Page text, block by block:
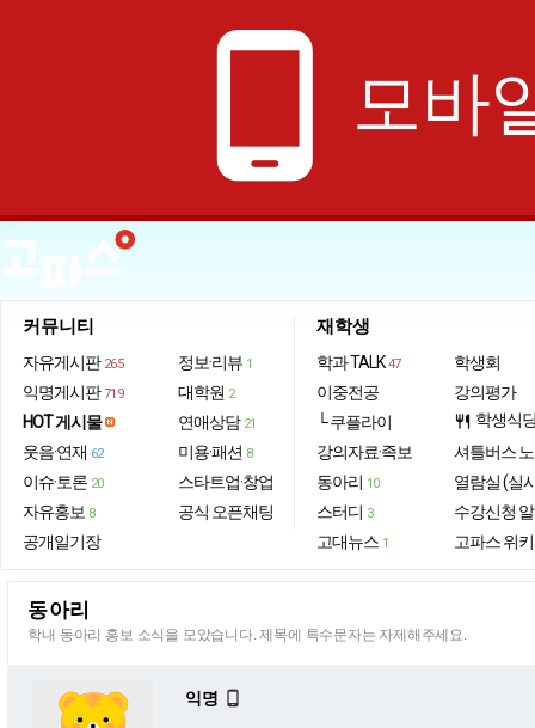
phone_android 모바
커뮤니티
자유게시판 265
익명게시판 719
HOT 게시물
웃음·연재 62
이슈·토론 20
자유홍보 8
공개일기장
정보·리뷰 1
대학원 2
연애상담 21
미용·패션 8
스타트업·창업
공식 오픈채팅
재학생
학과 TALK 47
이중전공
└ 쿠플라이
강의자료·족보
동아리 10
스터디 3
고대뉴스 1
학생회
강의평가
restaurant 학생식
셔틀버스
열람실 (실
수강신청
고파스 위키
동아리
학내 동아리 홍보 소식을 모았습니다. 제목에 특수문자는 자제해주세요.
익명 